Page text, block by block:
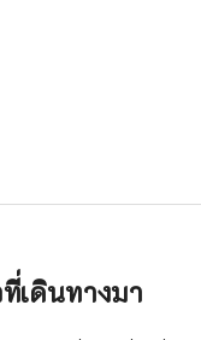
เดินทางมา